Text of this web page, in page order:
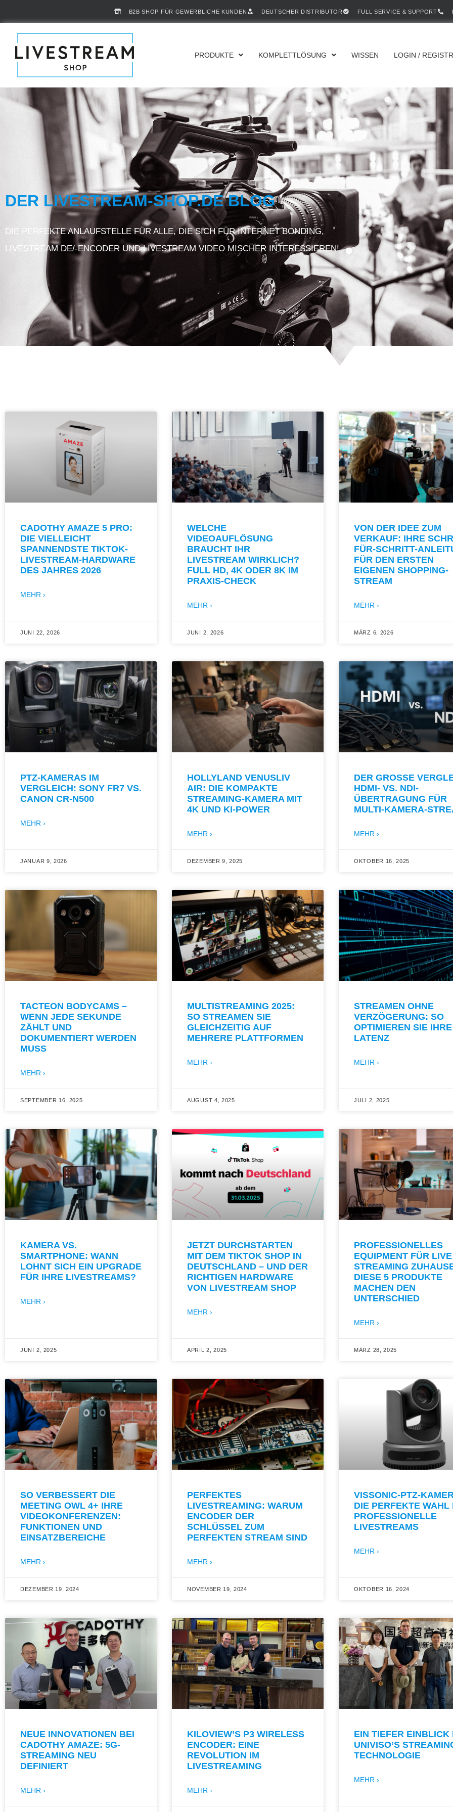
B2B SHOP FÜR GEWERBLICHE KUNDEN DEUTSCHER DISTRIBUTOR FULL SERVICE & SUPPORT
PRODUKTE KOMPLETTLÖSUNG WISSEN LOGIN /
DER LIVESTREAM-SHOP.DE BLOG
DIE PERFEKTE ANLAUFSTELLE FÜR ALLE, DIE SICH FÜR INTERNET BONDING,
LIVESTREAM DE/-ENCODER UND LIVESTREAM VIDEO MISCHER INTERESSIEREN!
CADOTHY AMAZE 5 PRO:
DIE VIELLEICHT
SPANNENDSTE TIKTOK-
LIVESTREAM-HARDWARE
DES JAHRES 2026
MEHR ›
JUNI 22, 2026
WELCHE
VIDEOAUFLÖSUNG
BRAUCHT IHR
LIVESTREAM WIRKLICH?
FULL HD, 4K ODER 8K IM
PRAXIS-CHECK
MEHR ›
JUNI 2, 2026
VON DER IDEE ZUM
VERKAUF: IHRE
FÜR-SCHRITT-
FÜR DEN ERSTEN
EIGENEN SHOPPING-
STREAM
MEHR ›
MÄRZ 6, 2026
PTZ-KAMERAS IM
VERGLEICH: SONY FR7 VS.
CANON CR-N500
MEHR ›
JANUAR 9, 2026
HOLLYLAND VENUSLIV
AIR: DIE KOMPAKTE
STREAMING-KAMERA MIT
4K UND KI-POWER
MEHR ›
DEZEMBER 9, 2025
DER GROSSE
DMI- VS. NDI-Ü
BERTRAGUNG FÜR M
ULTI-KAMERA-
MEHR ›
OKTOBER 16, 2025
TACTEON BODYCAMS –
WENN JEDE SEKUNDE
ZÄHLT UND
DOKUMENTIERT WERDEN
MUSS
MEHR ›
SEPTEMBER 16, 2025
MULTISTREAMING 2025:
SO STREAMEN SIE
GLEICHZEITIG AUF
MEHRERE PLATTFORMEN
MEHR ›
AUGUST 4, 2025
STREAMEN OHNE
VERZÖGERUNG: SO
OPTIMIEREN SIE IHRE
LATENZ
MEHR ›
JULI 2, 2025
KAMERA VS.
SMARTPHONE: WANN
LOHNT SICH EIN UPGRADE
FÜR IHRE LIVESTREAMS?
MEHR ›
JUNI 2, 2025
JETZT DURCHSTARTEN
MIT DEM TIKTOK SHOP IN
DEUTSCHLAND – UND DER
RICHTIGEN HARDWARE
VON LIVESTREAM SHOP
MEHR ›
APRIL 2, 2025
PROFESSIONELLES
EQUIPMENT FÜR LIVE
STREAMING
DIESE 5 PRODUKTE
MACHEN DEN
UNTERSCHIED
MEHR ›
MÄRZ 28, 2025
SO VERBESSERT DIE
MEETING OWL 4+ IHRE
VIDEOKONFERENZEN:
FUNKTIONEN UND
EINSATZBEREICHE
MEHR ›
DEZEMBER 19, 2024
PERFEKTES
LIVESTREAMING: WARUM
ENCODER DER
SCHLÜSSEL ZUM
PERFEKTEN STREAM SIND
MEHR ›
NOVEMBER 19, 2024
VISSONIC-PTZ-
DIE PERFEKTE WAHL
PROFESSIONELLE
LIVESTREAMS
MEHR ›
OKTOBER 16, 2024
NEUE INNOVATIONEN BEI
CADOTHY AMAZE: 5G-
STREAMING NEU
DEFINIERT
MEHR ›
KILOVIEW’S P3 WIRELESS
ENCODER: EINE
REVOLUTION IM
LIVESTREAMING
MEHR ›
EIN TIEFER EINBLICK
UNIVISO’S
TECHNOLOGIE
MEHR ›